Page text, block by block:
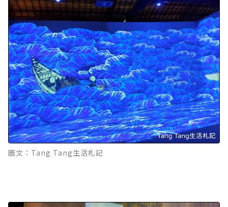
圖文：Tang Tang生活札記